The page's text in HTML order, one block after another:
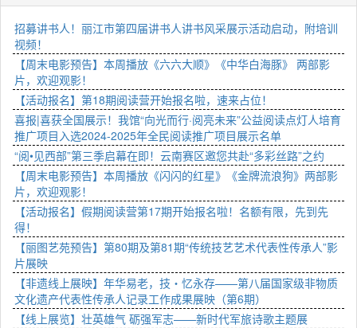
招募讲书人！丽江市第四届讲书人讲书风采展示活动启动，附培训
视频！
【周末电影预告】本周播放《六六大顺》《中华白海豚》 两部影
片，欢迎观影！
【活动报名】第18期阅读营开始报名啦，速来占位！
喜报|喜获全国展示！我馆“向光而行·阅亮未来”公益阅读点灯人培育
推广项目入选2024-2025年全民阅读推广项目展示名单
“阅•见西部”第三季启幕在即！云南赛区邀您共赴“多彩丝路”之约
【周末电影预告】本周播放《闪闪的红星》《金牌流浪狗》两部影
片，欢迎观影！
【活动报名】假期阅读营第17期开始报名啦！名额有限，先到先
得！
【丽图艺苑预告】第80期及第81期“传统技艺艺术代表性传承人”影
片展映
【非遗线上展映】年华易老，技・忆永存——第八届国家级非物质
文化遗产代表性传承人记录工作成果展映（第6期）
【线上展览】壮英雄气 砺强军志——新时代军旅诗歌主题展